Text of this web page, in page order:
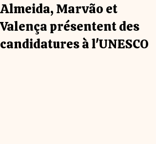
Almeida, Marvão et
Valença présentent des
candidatures à l'UNESCO